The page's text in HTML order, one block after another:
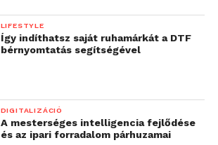
LIFESTYLE
Így indíthatsz saját ruhamárkát a DTF
bérnyomtatás segítségével
DIGITALIZÁCIÓ
A mesterséges intelligencia fejlődése
és az ipari forradalom párhuzamai